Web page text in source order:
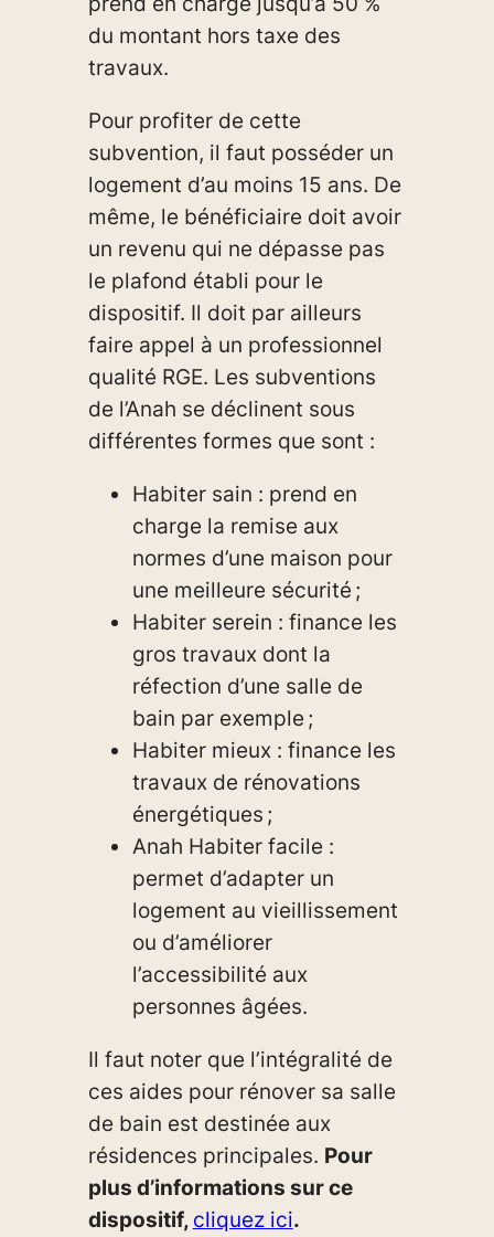
du montant hors taxe des
travaux.
Pour profiter de cette
subvention, il faut posséder un
logement d’au moins 15 ans. De
même, le bénéficiaire doit avoir
un revenu qui ne dépasse pas
le plafond établi pour le
dispositif. Il doit par ailleurs
faire appel à un professionnel
qualité RGE. Les subventions
de l’Anah se déclinent sous
différentes formes que sont :
Habiter sain : prend en
charge la remise aux
normes d’une maison pour
une meilleure sécurité ;
Habiter serein : finance les
gros travaux dont la
réfection d’une salle de
bain par exemple ;
Habiter mieux : finance les
travaux de rénovations
énergétiques ;
Anah Habiter facile :
permet d’adapter un
logement au vieillissement
ou d’améliorer
l’accessibilité aux
personnes âgées.
Il faut noter que l’intégralité de
ces aides pour rénover sa salle
de bain est destinée aux
résidences principales. Pour
plus d’informations sur ce
dispositif, cliquez ici.